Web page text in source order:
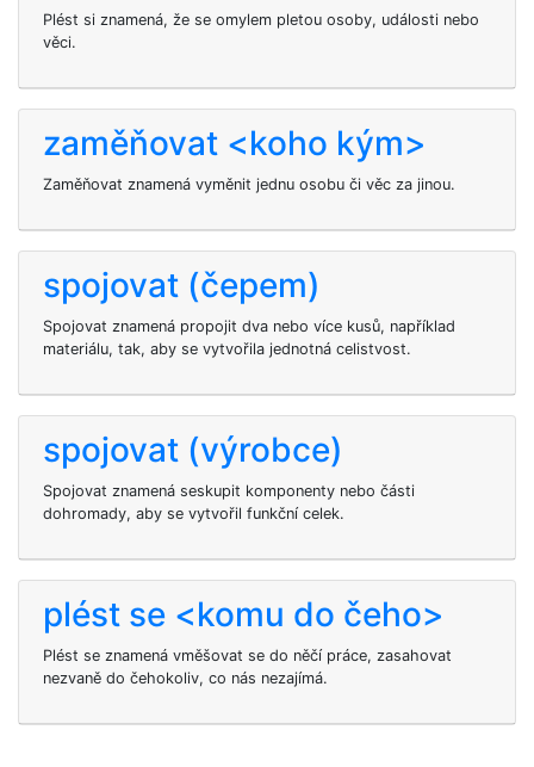
Plést si znamená, že se omylem pletou osoby, události nebo
věci.
zaměňovat <koho kým>
Zaměňovat znamená vyměnit jednu osobu či věc za jinou.
spojovat (čepem)
Spojovat znamená propojit dva nebo více kusů, například
materiálu, tak, aby se vytvořila jednotná celistvost.
spojovat (výrobce)
Spojovat znamená seskupit komponenty nebo části
dohromady, aby se vytvořil funkční celek.
plést se <komu do čeho>
Plést se znamená vměšovat se do něčí práce, zasahovat
nezvaně do čehokoliv, co nás nezajímá.